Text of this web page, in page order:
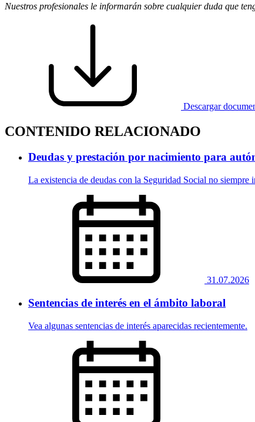
Nuestros profesionales le informarán sobre cualquier duda que
Descargar
CONTENIDO RELACIONADO
Deudas y prestación por nacimiento para
La existencia de deudas con la Seguridad Social no
31.07.2026
Sentencias de interés en el ámbito laboral
Vea algunas sentencias de interés aparecidas recientemente.